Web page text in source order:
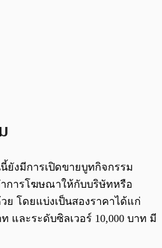
ยังมีการเปิดขายบูทกิจกรรม
การโฆษณาให้กับบริษัทหรือ
ย โดยแบ่งเป็นสองราคาได้แก่
และระดับซิลเวอร์ 10,000 บาท มี